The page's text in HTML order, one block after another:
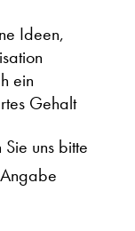
Ideen,
ein
Gehalt
uns bitte